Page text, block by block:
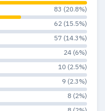
83 (20.8%)
62 (15.5%)
57 (14.3%)
24 (6%)
10 (2.5%)
9 (2.3%)
8 (2%)